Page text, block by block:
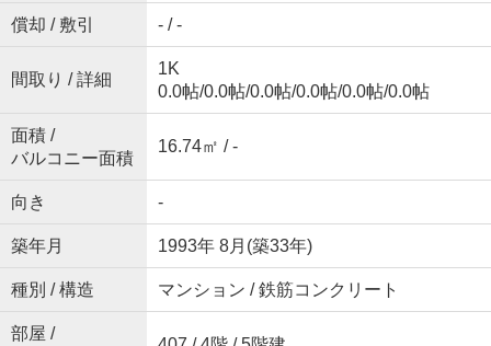
償却 / 敷引 - / -
間取り / 詳細
1K
0.0帖/0.0帖/0.0帖/0.0帖/0.0帖/0.0帖
面積 /
バルコニー面積
16.74㎡ / -
向き -
築年月 1993年 8月(築33年)
種別 / 構造 マンション / 鉄筋コンクリート
部屋 /